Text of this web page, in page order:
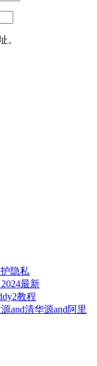
。
隐私
最新
教程
and清华源and阿里